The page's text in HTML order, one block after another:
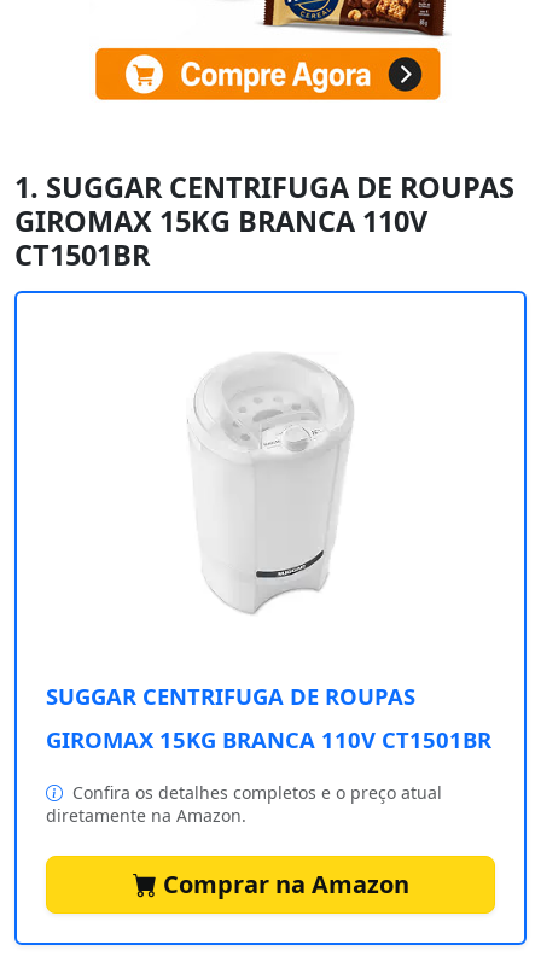
1. SUGGAR CENTRIFUGA DE ROUPAS
GIROMAX 15KG BRANCA 110V
CT1501BR
SUGGAR CENTRIFUGA DE ROUPAS
GIROMAX 15KG BRANCA 110V CT1501BR
Confira os detalhes completos e o preço atual
diretamente na Amazon.
Comprar na Amazon